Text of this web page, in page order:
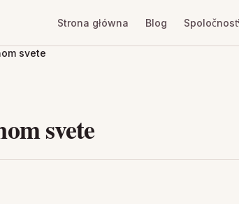
Strona główna Blog Spoločnosť
svete
svete